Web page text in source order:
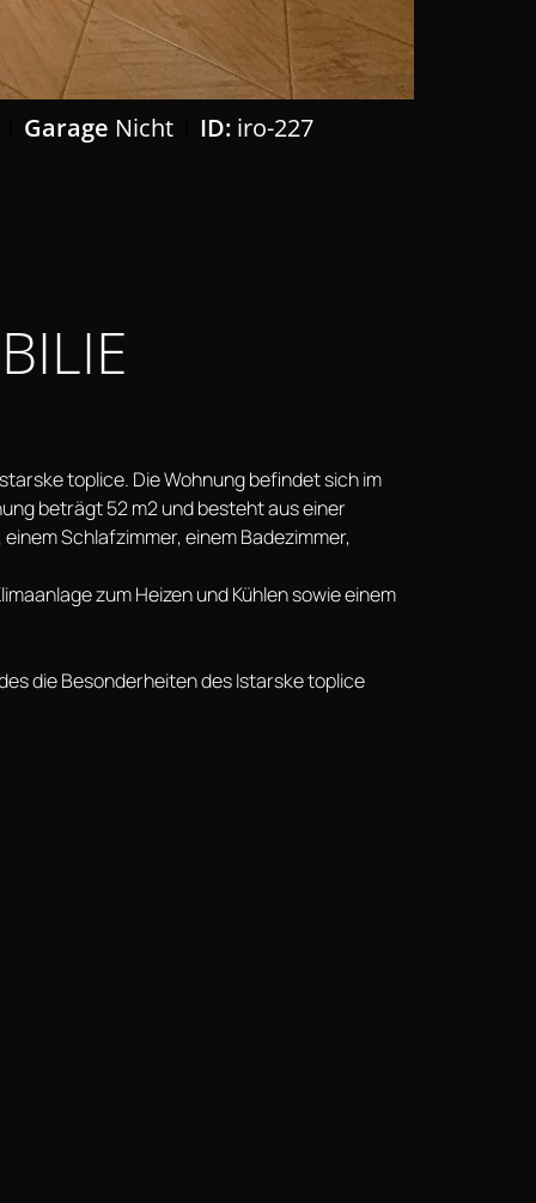
Garage Nicht ID:iro-227
toplice. Die Wohnung befindet sich im
beträgt 52 m2 und besteht aus einer
Schlafzimmer, einem Badezimmer,
zum Heizen und Kühlen sowie einem
die Besonderheiten des Istarske toplice